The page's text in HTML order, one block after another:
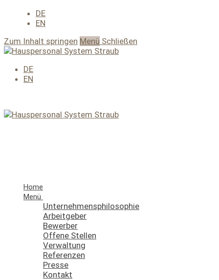
DE
EN
Zum Inhalt springen Menü Schließen
DE
EN
Home
Menü
Unternehmensphilosophie
Arbeitgeber
Bewerber
Offene Stellen
Verwaltung
Referenzen
Presse
Kontakt